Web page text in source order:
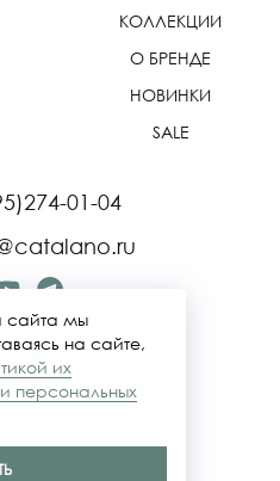
КОЛЛЕКЦИИ
О БРЕНДЕ
НОВИНКИ
SALE
01-04
сайта мы
на сайте,
их
персональных